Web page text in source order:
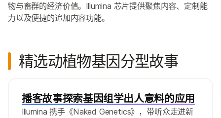
物与畜群的经济价值。Illumina 芯片提供聚焦内容、定制能
力以及便捷的追加内容功能。
精选动植物基因分型故事
播客故事探索基因组学出人意料的应用
Illumina 携手《Naked Genetics》，带听众走进新